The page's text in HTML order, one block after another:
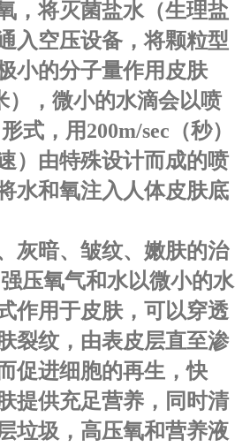
，将灭菌盐水（生理盐
入空压设备，将颗粒型
小的分子量作用皮肤
），微小的水滴会以喷
式，用200m/sec（秒）
）由特殊设计而成的喷
水和氧注入人体皮肤底
灰暗、皱纹、嫩肤的治
压氧气和水以微小的水
作用于皮肤，可以穿透
裂纹，由表皮层直至渗
促进细胞的再生，快
提供充足营养，同时清
垃圾，高压氧和营养液